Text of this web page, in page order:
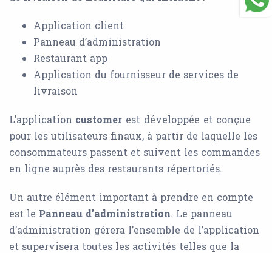
Application client
Panneau d’administration
Restaurant app
Application du fournisseur de services de
livraison
L’application customer est développée et conçue
pour les utilisateurs finaux, à partir de laquelle les
consommateurs passent et suivent les commandes
en ligne auprès des restaurants répertoriés.
Un autre élément important à prendre en compte
est le Panneau d’administration. Le panneau
d’administration gérera l’ensemble de l’application
et supervisera toutes les activités telles que la